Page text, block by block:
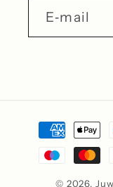
E‑mail
© 2026,